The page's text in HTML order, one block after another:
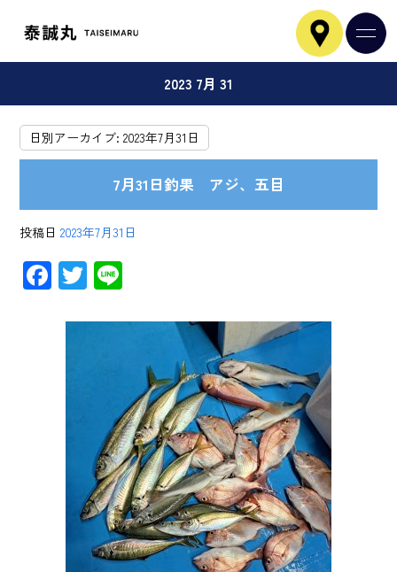
2023 7月 31
日別アーカイブ:2023年7月31日
7月31日釣果 アジ、五目
投稿日 2023年7月31日
F
e
T
tt